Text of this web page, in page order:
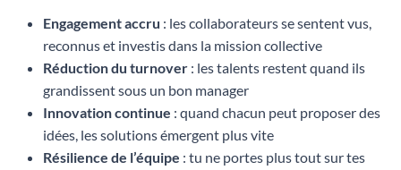
Engagement accru : les collaborateurs se sentent vus,
reconnus et investis dans la mission collective
Réduction du turnover : les talents restent quand ils
grandissent sous un bon manager
Innovation continue : quand chacun peut proposer des
idées, les solutions émergent plus vite
Résilience de l’équipe : tu ne portes plus tout sur tes